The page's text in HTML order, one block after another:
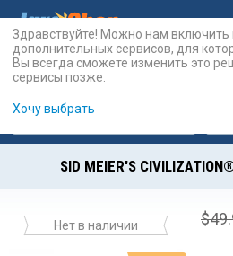
Карты
SID MEIER'S
Нет в наличии $
Здравствуйте! Можно нам включить
дополнительных сервисов, для
Вы всегда сможете изменить это
сервисы позже.
Хочу выбрать